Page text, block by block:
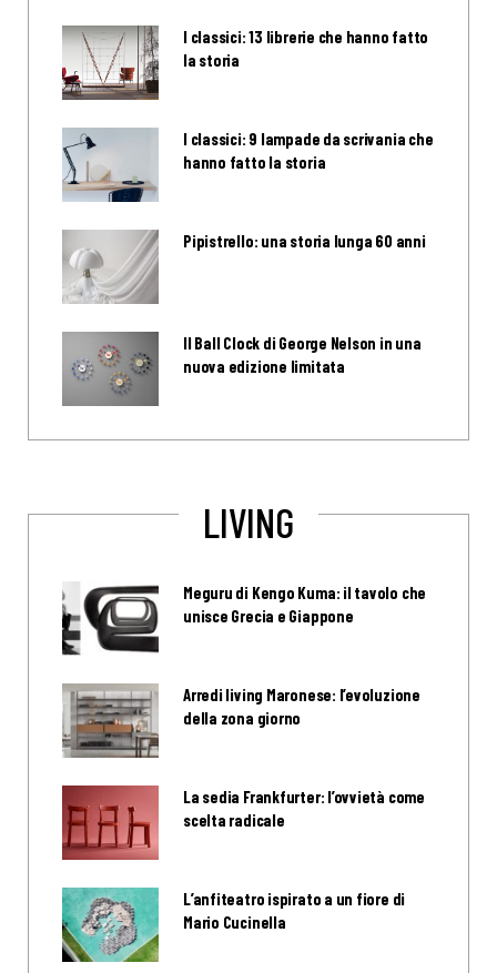
I classici: 13 librerie che hanno fatto
la storia
I classici: 9 lampade da scrivania che
hanno fatto la storia
Pipistrello: una storia lunga 60 anni
Il Ball Clock di George Nelson in una
nuova edizione limitata
LIVING
Meguru di Kengo Kuma: il tavolo che
unisce Grecia e Giappone
Arredi living Maronese: l’evoluzione
della zona giorno
La sedia Frankfurter: l’ovvietà come
scelta radicale
L’anfiteatro ispirato a un fiore di
Mario Cucinella